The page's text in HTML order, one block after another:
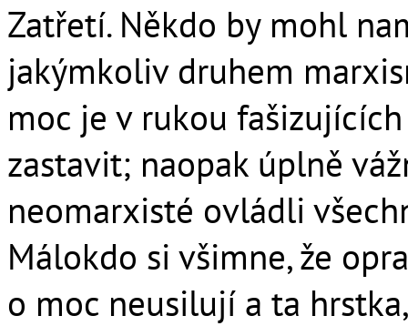
Zatřetí. Někdo by mohl
jakýmkoliv druhem
moc je v rukou
zastavit; naopak úplně
neomarxisté ovládli
Málokdo si všimne, že
o moc neusilují a ta